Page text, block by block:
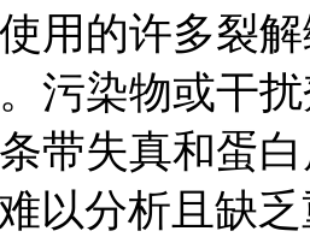
用的许多裂
污染物或干
带失真和蛋
以分析且缺